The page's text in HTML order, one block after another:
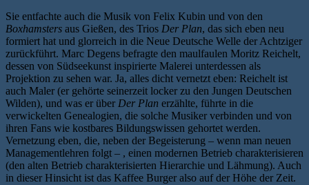
Sie entfachte auch die Musik von Felix Kubin und von den
Boxhamsters aus Gießen, des Trios Der Plan, das sich eben neu
formiert hat und glorreich in die Neue Deutsche Welle der Achtziger
zurückführt. Marc Degens befragte den maulfaulen Moritz Reichelt,
dessen von Südseekunst inspirierte Malerei unterdessen als
Projektion zu sehen war. Ja, alles dicht vernetzt eben: Reichelt ist
auch Maler (er gehörte seinerzeit locker zu den Jungen Deutschen
Wilden), und was er über Der Plan erzählte, führte in die
verwickelten Genealogien, die solche Musiker verbinden und von
ihren Fans wie kostbares Bildungswissen gehortet werden.
Vernetzung eben, die, neben der Begeisterung – wenn man neuen
Managementlehren folgt – , einen modernen Betrieb charakterisieren
(den alten Betrieb charakterisierten Hierarchie und Lähmung). Auch
in dieser Hinsicht ist das Kaffee Burger also auf der Höhe der Zeit.